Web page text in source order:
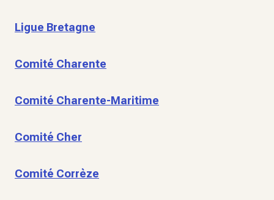
Ligue Bretagne
Comité Charente
Comité Charente-Maritime
Comité Cher
Comité Corrèze